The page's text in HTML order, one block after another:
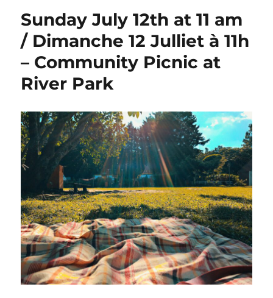
Sunday July 12th at 11 am
/ Dimanche 12 Julliet à 11h
– Community Picnic at
River Park